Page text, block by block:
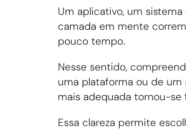
Um aplicativo, um
camada em mente
pouco tempo.
Nesse sentido,
uma plataforma ou de
mais adequada tornou-
Essa clareza permite